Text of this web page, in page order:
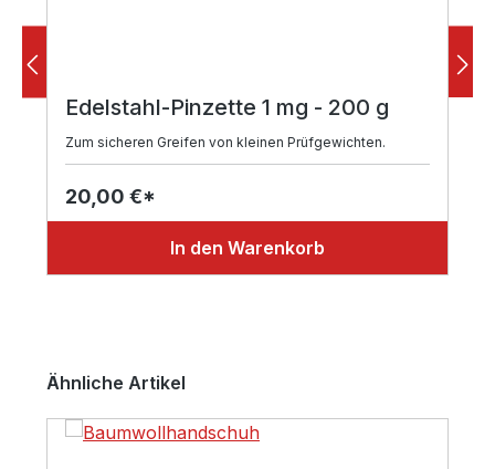
Edelstahl-Pinzette 1 mg - 200 g
Zum sicheren Greifen von kleinen Prüfgewichten.
20,00 €*
In den Warenkorb
Produktgalerie überspringen
Ähnliche Artikel